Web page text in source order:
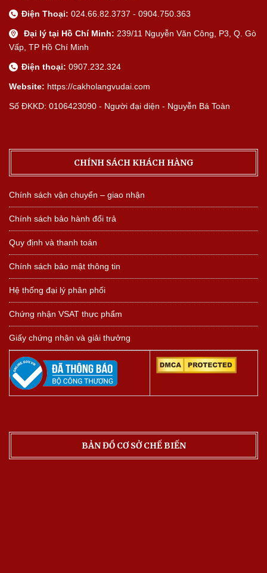
Điện Thoại: 024.66.82.3737 - 0904.750.363
Đại lý tại Hồ Chí Minh: 239/11 Nguyễn Văn Công, P3, Q. Gò
Vấp, TP Hồ Chí Minh
Điện thoại: 0907.232.324
Website: https://cakholangvudai.com
Số ĐKKD: 0106423090 - Người đại diện - Nguyễn Bá Toàn
CHÍNH SÁCH KHÁCH HÀNG
Chính sách vận chuyển – giao nhận
Chính sách bảo hành đổi trả
Quy định và thanh toán
Chính sách bảo mật thông tin
Hệ thống đại lý phân phối
Chứng nhận VSAT thực phẩm
Giấy chứng nhận và giải thưởng
BẢN ĐỒ CƠ SỞ CHẾ BIẾN